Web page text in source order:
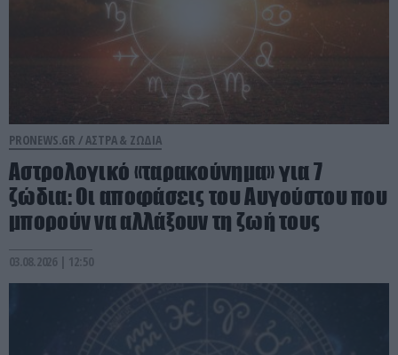
PRONEWS.GR /ΑΣΤΡΑ & ΖΩΔΙΑ
Αστρολογικό «ταρακούνημα» για 7
ζώδια: Οι αποφάσεις του Αυγούστου που
μπορούν να αλλάξουν τη ζωή τους
03.08.2026 | 12:50